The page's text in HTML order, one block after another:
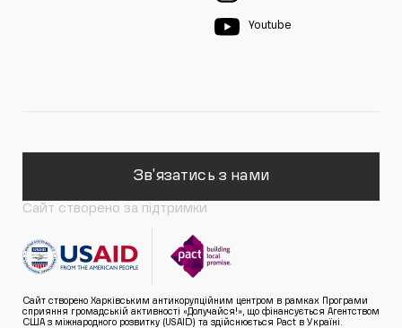
Youtube
Зв'язатись з нами
Сайт створено за підтримки
Сайт створено Харківським антикорупційним центром в рамках Програми
сприяння громадській активності «Долучайся!», що фінансується Агентством
США з міжнародного розвитку (USAID) та здійснюється Pact в Україні.